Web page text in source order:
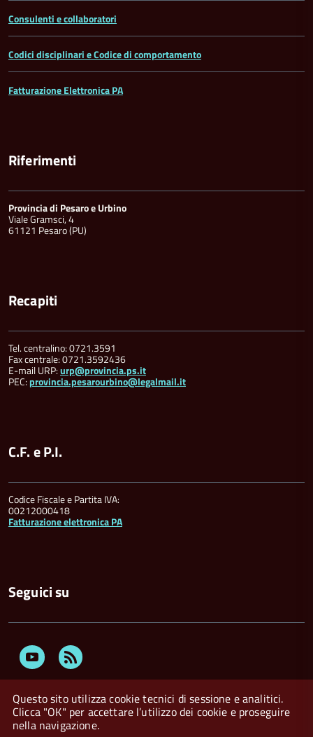
Questo sito utilizza cookie tecnici di sessione e analitici.
Clicca "OK" per accettare l’utilizzo dei cookie e proseguire
nella navigazione.
Consulenti e collaboratori
Codici disciplinari e Codice di comportamento
Fatturazione Elettronica PA
Riferimenti
Provincia di Pesaro e Urbino
Viale Gramsci, 4
61121 Pesaro (PU)
Recapiti
Tel. centralino: 0721.3591
Fax centrale: 0721.3592436
E-mail URP:urp@provincia.ps.it
PEC:provincia.pesarourbino@legalmail.it
C.F. e P.I.
Codice Fiscale e Partita IVA:
00212000418
Fatturazione elettronica PA
Seguici su
Youtube